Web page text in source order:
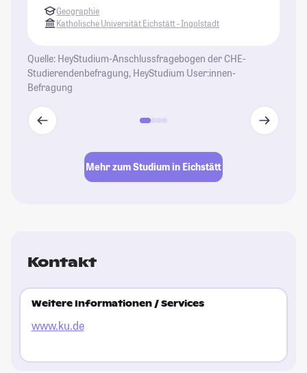
Geographie
Katholische Universität Eichstätt - Ingolstadt
Quelle: HeyStudium-Anschlussfragebogen der CHE-
Studierendenbefragung, HeyStudium User:innen-
Befragung
Mehr zum Studium in Eichstätt
Kontakt
Weitere Informationen / Services
www.ku.de